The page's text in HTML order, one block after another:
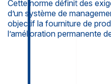
Cette norme définit des
d’un système de
objectif la fourniture de
l’amélioration permanente